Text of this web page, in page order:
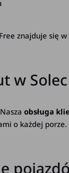
znajduje się w
w
obsługa
o każdej